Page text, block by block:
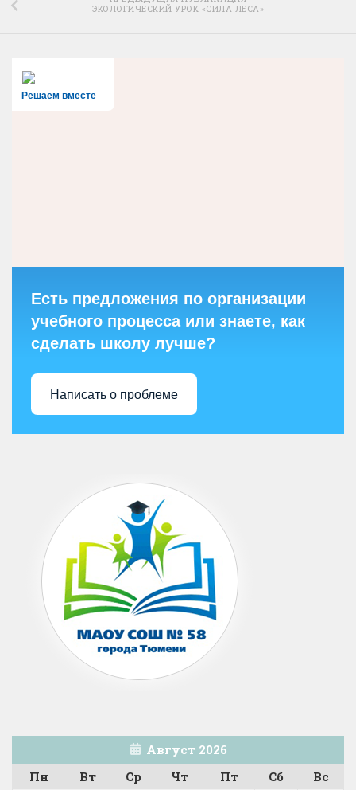
ЭКОЛОГИЧЕСКИЙ УРОК «СИЛА ЛЕСА»
Решаем вместе
Есть предложения по организации
учебного процесса или знаете, как
сделать школу лучше?
Написать о проблеме
Август 2026
Пн
Вт Ср Чт Пт Сб
Вс